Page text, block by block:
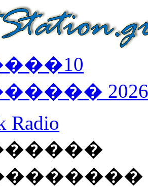
10
2026
Radio